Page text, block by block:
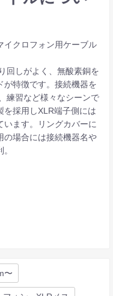
イクロフォン用ケーブル
回しがよく、無酸素銅を
が特徴です。接続機器を
練習など様々なシーンで
を採用しXLR端子側には
います。リングカバーに
の場合には接続機器名や
〜